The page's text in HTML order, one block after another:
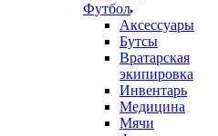
Футбол
Аксессуары
Бутсы
Вратарская
экипировка
Инвентарь
Медицина
Мячи